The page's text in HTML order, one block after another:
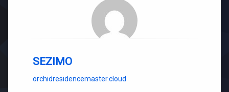
SEZIMO
orchidresidencemaster.cloud